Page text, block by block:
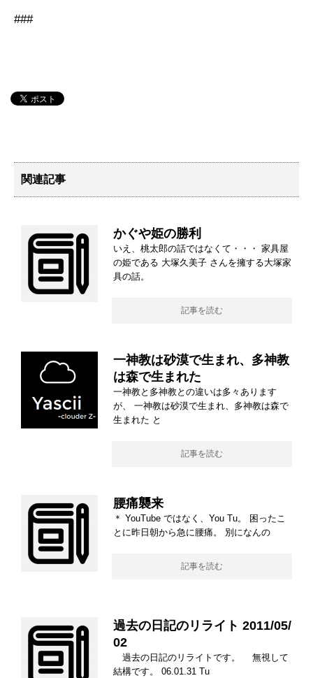
###
関連記事
かぐや姫の勝利
いえ、桃太郎の話ではなくて・・・ 家具屋
の姫である 大塚久美子 さんを擁する大塚家
具の話。
記事を読む
一神教は砂漠で生まれ、多神教
は森で生まれた
一神教と多神教との違いは多々あります
が、 一神教は砂漠で生まれ、多神教は森で
生まれた と
記事を読む
腰痛襲来
＊ YouTube ではなく、You Tu。 困ったこ
とに昨日朝から急に腰痛。 別になんの
記事を読む
過去の日記のリライト 2011/05/
02
過去の日記のリライトです。 無視して
結構です。 06.01.31 Tu